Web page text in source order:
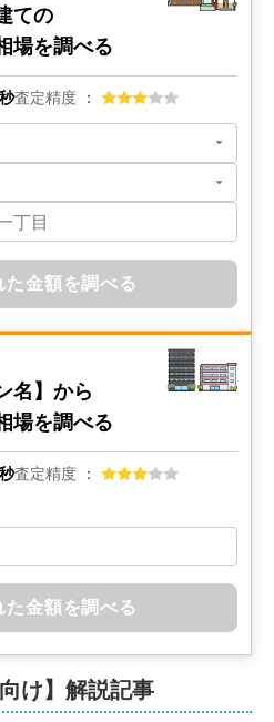
ての
場を調べる
査定精度
た金額を調べる
名】から
場を調べる
査定精度
た金額を調べる
け】解説記事